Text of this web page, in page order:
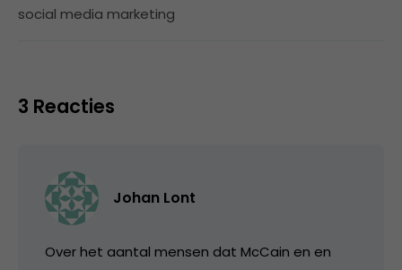
social media marketing
3 Reacties
Johan Lont
Over het aantal mensen dat McCain en en